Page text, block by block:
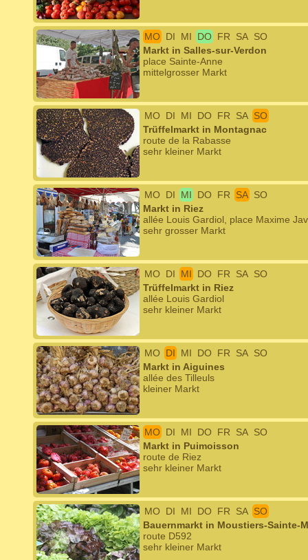
MO DI MI DO FR SA SO
Markt in Salles-sur-Verdon
place Sainte-Anne
mittelgrosser Markt
MO DI MI DO FR SA SO
Trüffelmarkt in Montagnac
route de la Rabasse
sehr kleiner Markt
MO DI MI DO FR SA SO
Markt in Riez
allée Louis Gardiol, place Maxime
sehr grosser Markt
MO DI MI DO FR SA SO
Trüffelmarkt in Riez
allée Louis Gardiol
sehr kleiner Markt
MO DI MI DO FR SA SO
Markt in Aiguines
allée des Tilleuls
kleiner Markt
MO DI MI DO FR SA SO
Markt in Puimoisson
route de Riez
sehr kleiner Markt
MO DI MI DO FR SA SO
Bauernmarkt in Moustiers-Sainte-
route D592
sehr kleiner Markt